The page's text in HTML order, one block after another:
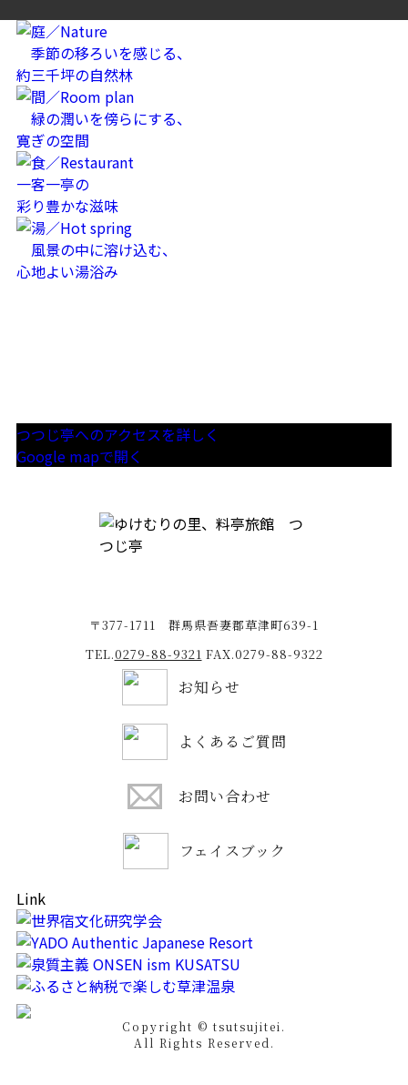
季節の移ろいを感じる、
約三千坪の自然林
緑の潤いを傍らにする、
寛ぎの空間
一客一亭の
彩り豊かな滋味
風景の中に溶け込む、
心地よい湯浴み
つつじ亭へのアクセスを詳しく
Google mapで開く
〒377-1711 群馬県吾妻郡草津町639-1
TEL.0279-88-9321 FAX.0279-88-9322
お知らせ
よくあるご質問
お問い合わせ
フェイスブック
Link
Copyright © tsutsujitei.
All Rights Reserved.